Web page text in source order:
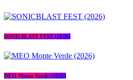
SONICBLAST FEST (2026)
MEO Monte Verde (2026)